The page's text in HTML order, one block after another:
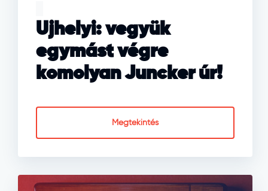
Ujhelyi: vegyük
egymást végre
komolyan Juncker úr!
Megtekintés